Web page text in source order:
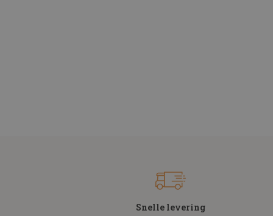
Snelle levering